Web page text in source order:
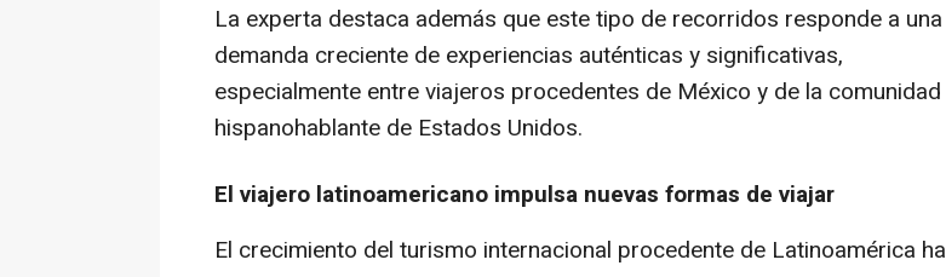
La experta destaca además que este tipo de recorridos responde a una
demanda creciente de experiencias auténticas y significativas,
especialmente entre viajeros procedentes de México y de la comunidad
hispanohablante de Estados Unidos.
El viajero latinoamericano impulsa nuevas formas de viajar
El crecimiento del turismo internacional procedente de Latinoamérica ha